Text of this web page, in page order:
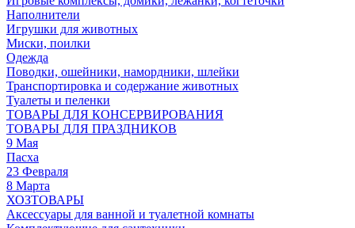
Наполнители
Игрушки для животных
Миски, поилки
Одежда
Поводки, ошейники, намордники, шлейки
Транспортировка и содержание животных
Туалеты и пеленки
ТОВАРЫ ДЛЯ КОНСЕРВИРОВАНИЯ
ТОВАРЫ ДЛЯ ПРАЗДНИКОВ
9 Мая
Пасха
23 Февраля
8 Марта
ХОЗТОВАРЫ
Аксессуары для ванной и туалетной комнаты